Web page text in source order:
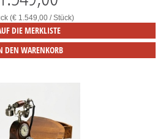
(€ 1.549,00 / Stück)
DIE MERKLISTE
DEN WARENKORB